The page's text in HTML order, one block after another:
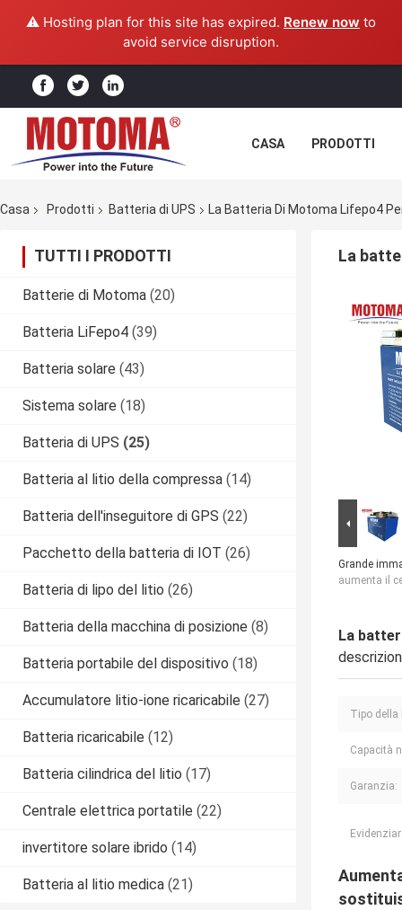
⚠️ Hosting plan for this site has expired. Renew now to
avoid service disruption.
CASA PRODOTTI
Casa Prodotti Batteria di UPS La Batteria Di Motoma Lifepo4
TUTTI I PRODOTTI
Batterie di Motoma (20)
Batteria LiFepo4 (39)
Batteria solare (43)
Sistema solare (18)
Batteria di UPS (25)
Batteria al litio della compressa (14)
Batteria dell'inseguitore di GPS (22)
Pacchetto della batteria di IOT (26)
Batteria di lipo del litio (26)
Batteria della macchina di posizione (8)
Batteria portabile del dispositivo (18)
Accumulatore litio-ione ricaricabile (27)
Batteria ricaricabile (12)
Batteria cilindrica del litio (17)
Centrale elettrica portatile (22)
invertitore solare ibrido (14)
Batteria al litio medica (21)
La
Grande
aumenta il
La
Tipo della
Capacità
Garanzia: